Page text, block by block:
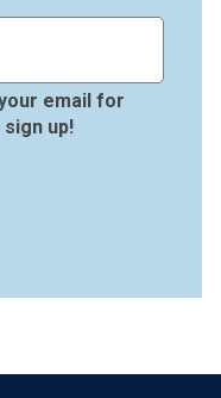
email for
up!